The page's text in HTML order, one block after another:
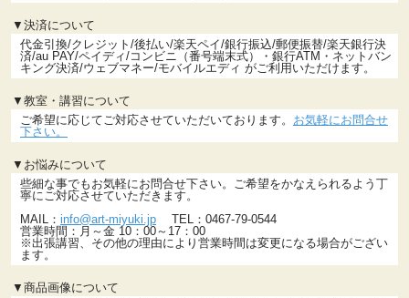
▼決済について
代金引換/クレジット/後払い/楽天ペイ/銀行振込/郵便振替/楽天銀行決
済/au PAY/ペイディ/コンビニ（番号端末式）・銀行ATM・ネットバン
キング決済/ウェブマネー/モバイルエディ がご利用いただけます。
▼教室・講習について
ご希望に応じてご対応させていただいております。 お気軽にお問合せ
下さい。
▼お悩みについて
些細な事でもお気軽にお問合せ下さい。ご希望をかなえられるよう丁
寧にご対応させていただきます。
MAIL： info@art-miyuki.jp TEL：0467-79-0544
営業時間：月～金 10：00～17：00
※出張講習、その他の理由により営業時間は変更になる場合がござい
ます。
▼商品画像について